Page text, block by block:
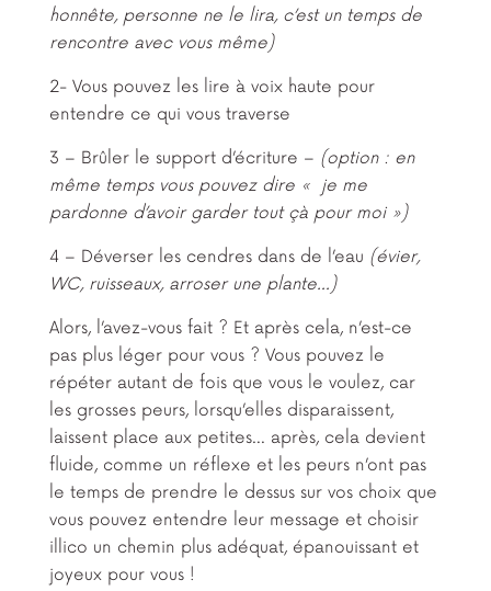
honnête, personne ne le lira, c’est un temps de
rencontre avec vous même)
2- Vous pouvez les lire à voix haute pour
entendre ce qui vous traverse
3 – Brûler le support d’écriture – (option : en
même temps vous pouvez dire « je me
pardonne d’avoir garder tout çà pour moi »)
4 – Déverser les cendres dans de l’eau (évier,
WC, ruisseaux, arroser une plante…)
Alors, l’avez-vous fait ? Et après cela, n’est-ce
pas plus léger pour vous ? Vous pouvez le
répéter autant de fois que vous le voulez, car
les grosses peurs, lorsqu’elles disparaissent,
laissent place aux petites… après, cela devient
fluide, comme un réflexe et les peurs n’ont pas
le temps de prendre le dessus sur vos choix que
vous pouvez entendre leur message et choisir
illico un chemin plus adéquat, épanouissant et
joyeux pour vous !